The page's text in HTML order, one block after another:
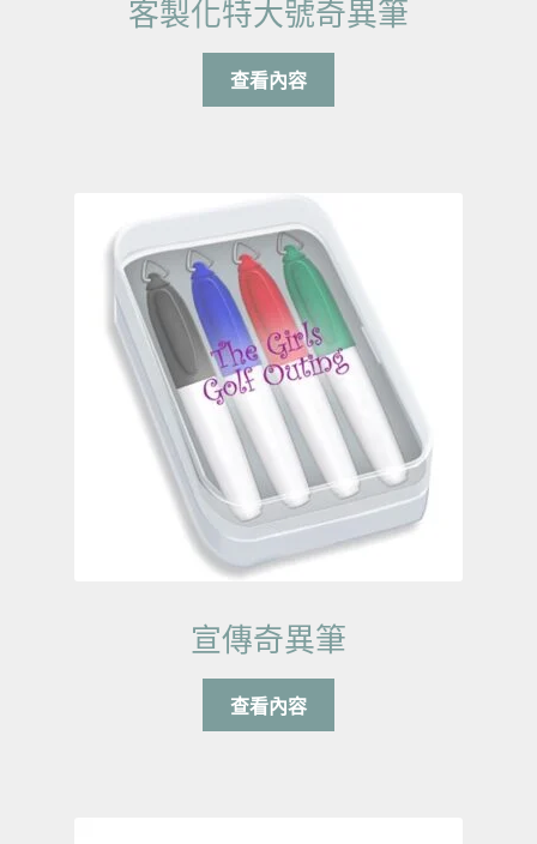
客製化特大號奇異筆
查看內容
宣傳奇異筆
查看內容